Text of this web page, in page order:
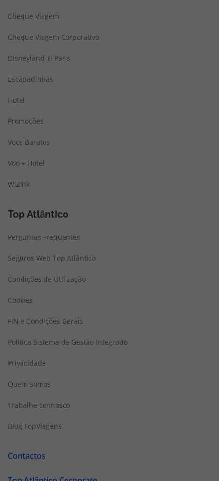
Cheque Viagem
Cheque Viagem Corporativo
Disneyland ® Paris
Escapadinhas
Hotel
Promoções
Voos Baratos
Voo + Hotel
WiZink
Top Atlântico
Perguntas Frequentes
Seguros Web Top Atlântico
Condições de Utilização
Cookies
FIN e Condições Gerais
Politica Sistema de Gestão Integrado
Privacidade
Quem somos
Trabalhe connosco
Blog TopViagens
Contactos